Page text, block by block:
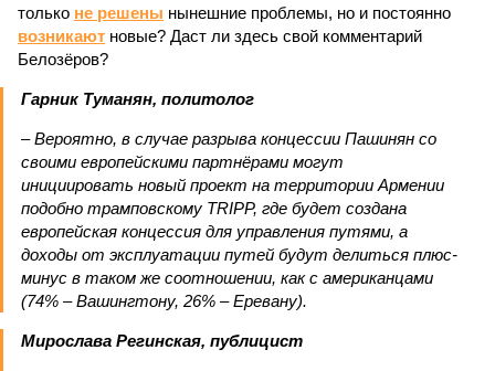
только не решены нынешние проблемы, но и постоянно
возникают новые? Даст ли здесь свой комментарий
Белозёров?
Гарник Туманян, политолог
– Вероятно, в случае разрыва концессии Пашинян со
своими европейскими партнёрами могут
инициировать новый проект на территории Армении
подобно трамповскому TRIPP, где будет создана
европейская концессия для управления путями, а
доходы от эксплуатации путей будут делиться плюс-
минус в таком же соотношении, как с американцами
(74% – Вашингтону, 26% – Еревану).
Мирослава Регинская, публицист